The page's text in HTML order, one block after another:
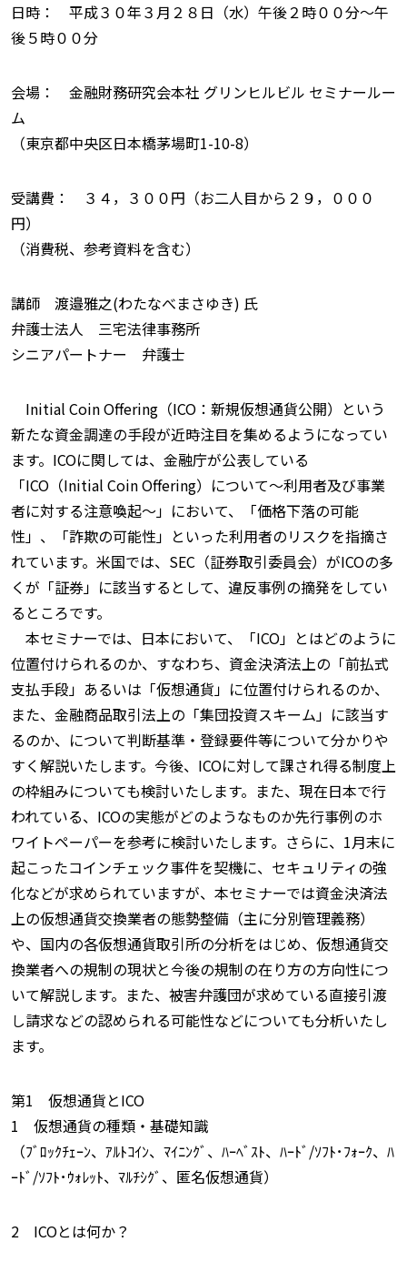
日時： 平成３０年３月２８日（水）午後２時００分〜午
後５時００分
会場： 金融財務研究会本社 グリンヒルビル セミナールー
ム
（東京都中央区日本橋茅場町1-10-8）
受講費： ３４，３００円（お二人目から２９，０００
円）
（消費税、参考資料を含む）
講師 渡邉雅之(わたなべまさゆき) 氏
弁護士法人 三宅法律事務所
シニアパートナー 弁護士
Initial Coin Offering（ICO：新規仮想通貨公開）という
新たな資金調達の手段が近時注目を集めるようになってい
ます。ICOに関しては、金融庁が公表している
「ICO（Initial Coin Offering）について〜利用者及び事業
者に対する注意喚起〜」において、「価格下落の可能
性」、「詐欺の可能性」といった利用者のリスクを指摘さ
れています。米国では、SEC（証券取引委員会）がICOの多
くが「証券」に該当するとして、違反事例の摘発をしてい
るところです。
本セミナーでは、日本において、「ICO」とはどのように
位置付けられるのか、すなわち、資金決済法上の「前払式
支払手段」あるいは「仮想通貨」に位置付けられるのか、
また、金融商品取引法上の「集団投資スキーム」に該当す
るのか、について判断基準・登録要件等について分かりや
すく解説いたします。今後、ICOに対して課され得る制度上
の枠組みについても検討いたします。また、現在日本で行
われている、ICOの実態がどのようなものか先行事例のホ
ワイトペーパーを参考に検討いたします。さらに、1月末に
起こったコインチェック事件を契機に、セキュリティの強
化などが求められていますが、本セミナーでは資金決済法
上の仮想通貨交換業者の態勢整備（主に分別管理義務）
や、国内の各仮想通貨取引所の分析をはじめ、仮想通貨交
換業者への規制の現状と今後の規制の在り方の方向性につ
いて解説します。また、被害弁護団が求めている直接引渡
し請求などの認められる可能性などについても分析いたし
ます。
第1 仮想通貨とICO
1 仮想通貨の種類・基礎知識
（ﾌﾞﾛｯｸﾁｪｰﾝ、ｱﾙﾄｺｲﾝ、ﾏｲﾆﾝｸﾞ、ﾊｰﾍﾞｽﾄ、ﾊｰﾄﾞ/ｿﾌﾄ･ﾌｫｰｸ、ﾊ
ｰﾄﾞ/ｿﾌﾄ･ｳｫﾚｯﾄ、ﾏﾙﾁｼｸﾞ、匿名仮想通貨）
2 ICOとは何か？